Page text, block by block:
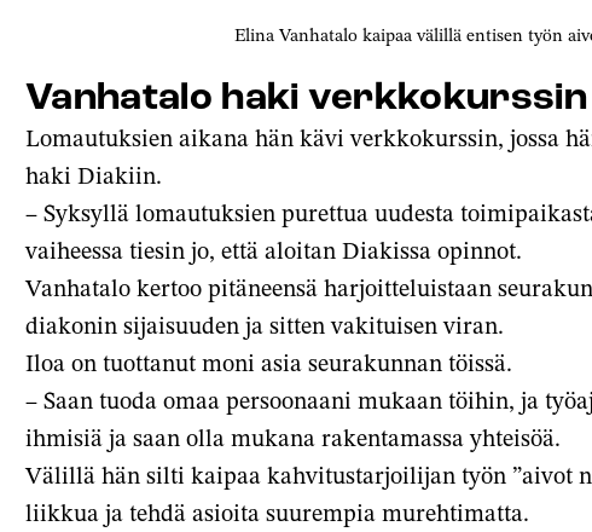
Elina Vanhatalo kaipaa välillä entisen työn
Vanhatalo haki
Lomautuksien aikana hän kävi verkkokurssin, jossa
haki Diakiin.
– Syksyllä lomautuksien purettua uudesta
vaiheessa tiesin jo, että aloitan Diakissa opinnot.
Vanhatalo kertoo pitäneensä harjoitteluistaan
diakonin sijaisuuden ja sitten vakituisen viran.
Iloa on tuottanut moni asia seurakunnan töissä.
– Saan tuoda omaa persoonaani mukaan töihin, ja
ihmisiä ja saan olla mukana rakentamassa yhteisöä.
Välillä hän silti kaipaa kahvitustarjoilijan työn ”aivot
liikkua ja tehdä asioita suurempia murehtimatta.